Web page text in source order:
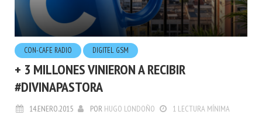
CON-CAFE RADIO DIGITEL GSM
+ 3 MILLONES VINIERON A RECIBIR
#DIVINAPASTORA
14.ENERO.2015 POR HUGO LONDOÑO 1 LECTURA MÍNIMA